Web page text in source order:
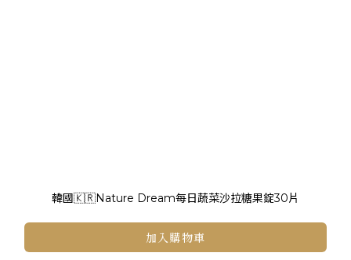
韓國🇰🇷Nature Dream每日蔬菜沙拉糖果錠30片
加入購物車